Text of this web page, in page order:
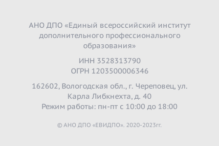
АНО ДПО «Единый всероссийский институт
дополнительного профессионального
образования»
ИНН 3528313790
ОГРН 1203500006346
162602, Вологодская обл., г. Череповец, ул.
Карла Либкнехта, д. 40
Режим работы: пн-пт с 10:00 до 18:00
© АНО ДПО «ЕВИДПО». 2020-2023гг.